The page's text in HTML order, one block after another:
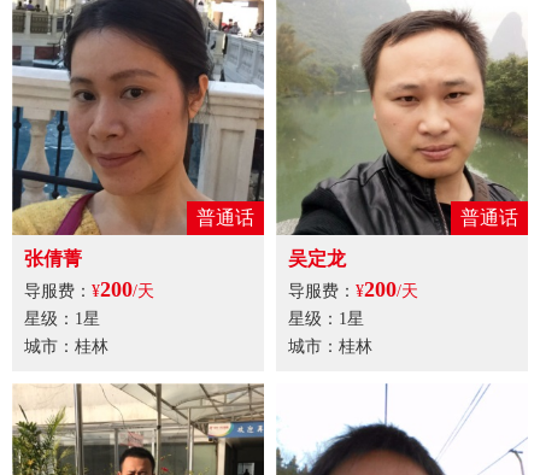
普通话
张倩菁
导服费： ¥200/天
星级：1星
城市：桂林
普通话
吴定龙
导服费： ¥200/天
星级：1星
城市：桂林